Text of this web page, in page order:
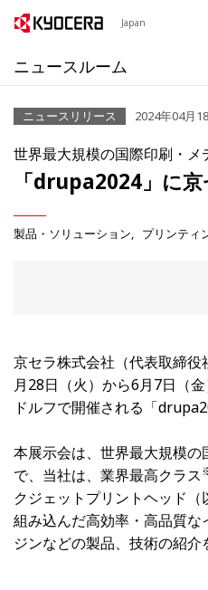
Japan
ニュースルーム
ニュースリリース 2024年04月
世界最大規模の国際印刷・メ
「drupa2024」に
製品・ソリューション プリンティ
京セラ株式会社（代表取締
月28日（火）から6月7日（
ドルフで開催される「
本展示会は、世界最大規模
で、当社は、業界最高クラス
クジェットプリントヘッド
組み込んだ高効率・高品質
ジンなどの製品、技術の紹介